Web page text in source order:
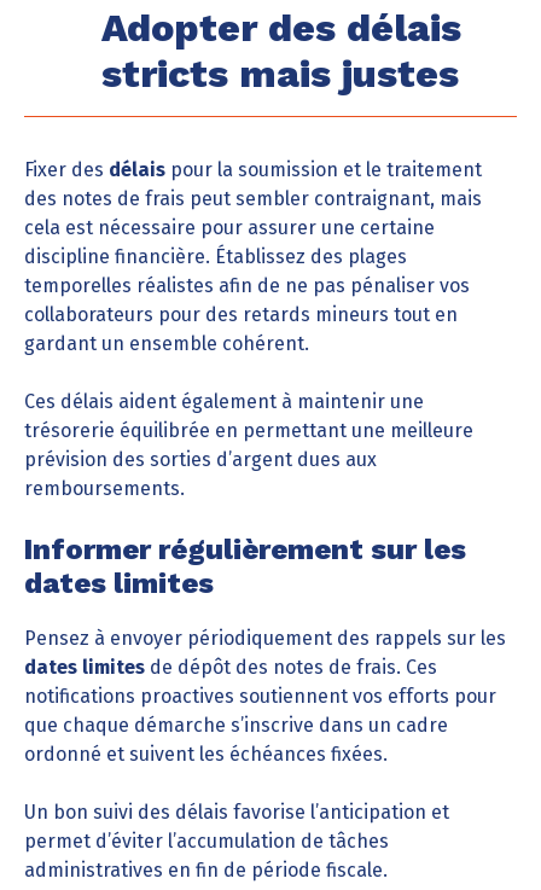
Adopter des délais
stricts mais justes
Fixer des délais pour la soumission et le traitement
des notes de frais peut sembler contraignant, mais
cela est nécessaire pour assurer une certaine
discipline financière. Établissez des plages
temporelles réalistes afin de ne pas pénaliser vos
collaborateurs pour des retards mineurs tout en
gardant un ensemble cohérent.
Ces délais aident également à maintenir une
trésorerie équilibrée en permettant une meilleure
prévision des sorties d’argent dues aux
remboursements.
Informer régulièrement sur les
dates limites
Pensez à envoyer périodiquement des rappels sur les
dates limites de dépôt des notes de frais. Ces
notifications proactives soutiennent vos efforts pour
que chaque démarche s’inscrive dans un cadre
ordonné et suivent les échéances fixées.
Un bon suivi des délais favorise l’anticipation et
permet d’éviter l’accumulation de tâches
administratives en fin de période fiscale.